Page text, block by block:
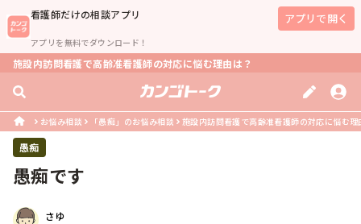
看護師だけの相談アプリ
アプリを無料でダウンロード！
アプリで開く
施設内訪問看護で高齢准看護師の対応に悩む理由は？
お悩み相談 「愚痴」のお悩み相談 施設内訪問看護で高齢准看護師の対応に悩む理
愚痴
愚痴です
さゆ